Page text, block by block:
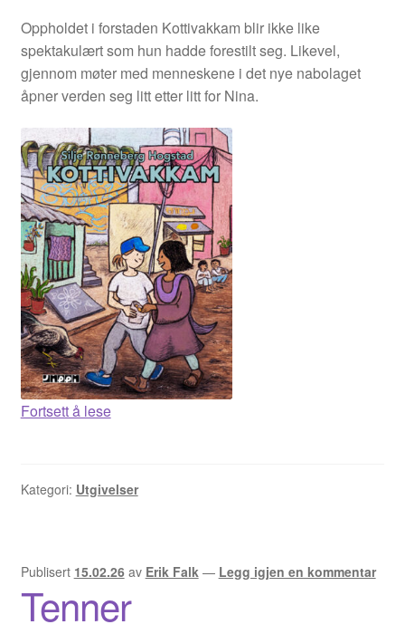
Ellen Bergheim
Esben S. Titland
Fedor Sapegin
Flu Hartberg
Håvard S. Johansen
Henry Bronken
Ida Neverdahl
Inga Sætre
Jens K Styve
Karstein Volle
Oppholdet i forstaden Kottivakkam blir ikke like
spektakulært som hun hadde forestilt seg. Likevel,
gjennom møter med menneskene i det nye nabolaget
åpner verden seg litt etter litt for Nina.
Fortsett å leseKottivakkam
Kategori: Utgivelser
Publisert 15.02.26 av Erik Falk — Legg igjen en kommentar
Tenner